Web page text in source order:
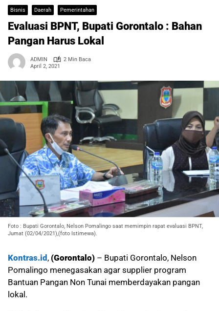
Bisnis Daerah Pemerintahan
Evaluasi BPNT, Bupati Gorontalo : Bahan
Pangan Harus Lokal
ADMIN
2 Min Baca
April 2, 2021
Foto : Bupati Gorontalo, Nelson Pomalingo saat memimpin rapat evaluasi BPNT,
Jumat (02/04/2021),(foto Istimewa).
Kontras.id , (Gorontalo) – Bupati Gorontalo, Nelson
Pomalingo menegasakan agar supplier program
Bantuan Pangan Non Tunai memberdayakan pangan
lokal.